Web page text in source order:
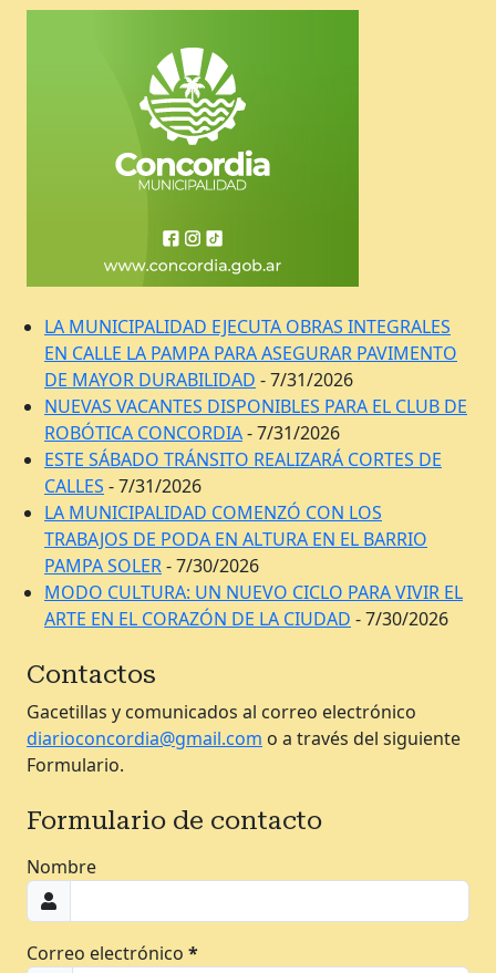
LA MUNICIPALIDAD EJECUTA OBRAS INTEGRALES
EN CALLE LA PAMPA PARA ASEGURAR PAVIMENTO
DE MAYOR DURABILIDAD - 7/31/2026
NUEVAS VACANTES DISPONIBLES PARA EL CLUB DE
ROBÓTICA CONCORDIA- 7/31/2026
ESTE SÁBADO TRÁNSITO REALIZARÁ CORTES DE
CALLES - 7/31/2026
LA MUNICIPALIDAD COMENZÓ CON LOS
TRABAJOS DE PODA EN ALTURA EN EL BARRIO
PAMPA SOLER- 7/30/2026
MODO CULTURA: UN NUEVO CICLO PARA VIVIR EL
ARTE EN EL CORAZÓN DE LA CIUDAD - 7/30/2026
Contactos
Gacetillas y comunicados al correo electrónico
diarioconcordia@gmail.com o a través del siguiente
Formulario.
Formulario de contacto
Nombre
Correo electrónico *